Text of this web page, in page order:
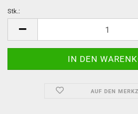
Stk.:
AUF DEN